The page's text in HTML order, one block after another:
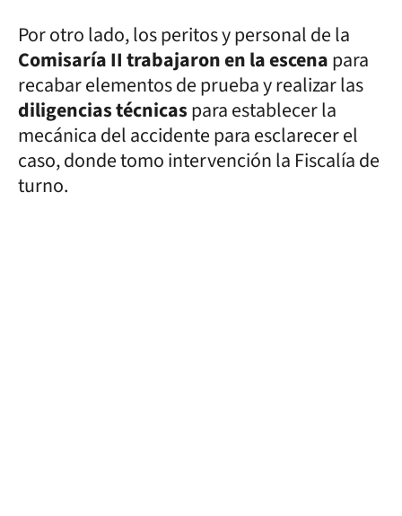
Por otro lado, los peritos y personal de la
Comisaría II trabajaron en la escenapara
recabar elementos de prueba y realizar las
diligencias técnicaspara establecer la
mecánica del accidente para esclarecer el
caso, donde tomo intervención la Fiscalía de
turno.